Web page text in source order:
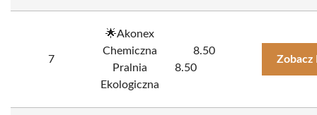
7
🌟Akonex
Chemiczna
Pralnia
Ekologiczna
8.50
8.50
Zobacz